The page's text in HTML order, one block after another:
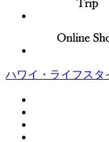
ハワイ・ライフスタ